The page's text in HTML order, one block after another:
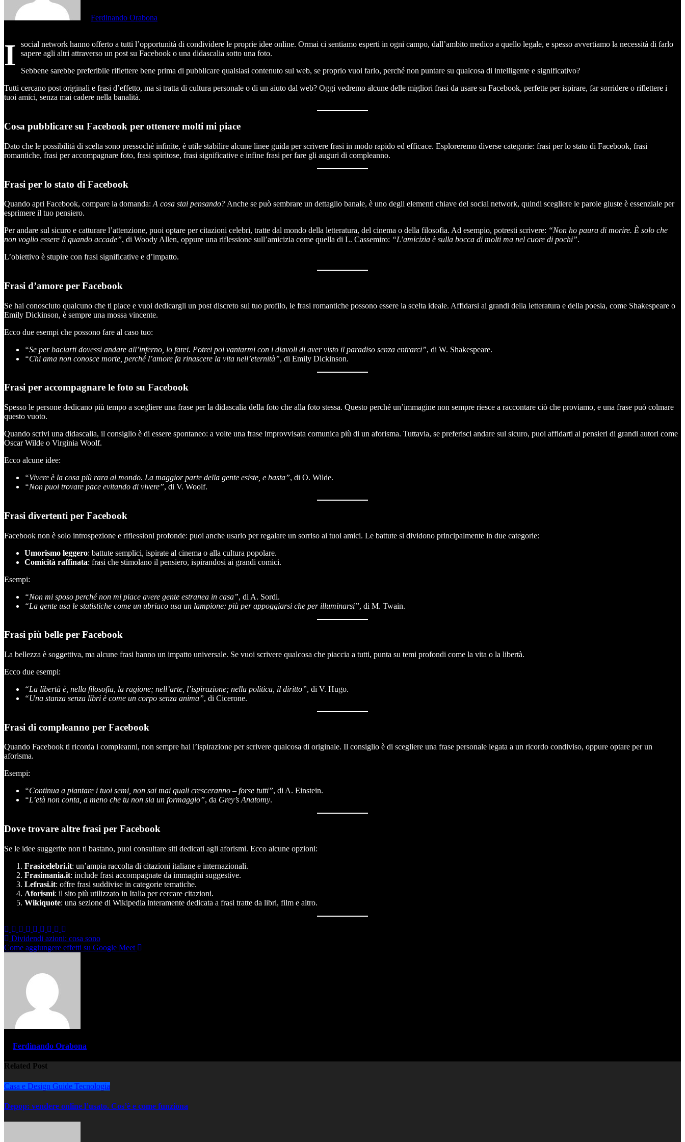
Ferdinando Orabona
I
social network hanno offerto a tutti l’opportunità di condividere le proprie idee online. Ormai ci sentiamo esperti in ogni campo, dall’ambito medico a quello legale, e spesso avvertiamo la necessità di farlo
sapere agli altri attraverso un post su Facebook o una didascalia sotto una foto.
Sebbene sarebbe preferibile riflettere bene prima di pubblicare qualsiasi contenuto sul web, se proprio vuoi farlo, perché non puntare su qualcosa di intelligente e significativo?
Tutti cercano post originali e frasi d’effetto, ma si tratta di cultura personale o di un aiuto dal web? Oggi vedremo alcune delle migliori frasi da usare su Facebook, perfette per ispirare, far sorridere o riflettere i
tuoi amici, senza mai cadere nella banalità.
Cosa pubblicare su Facebook per ottenere molti mi piace
Dato che le possibilità di scelta sono pressoché infinite, è utile stabilire alcune linee guida per scrivere frasi in modo rapido ed efficace. Esploreremo diverse categorie: frasi per lo stato di Facebook, frasi
romantiche, frasi per accompagnare foto, frasi spiritose, frasi significative e infine frasi per fare gli auguri di compleanno.
Frasi per lo stato di Facebook
Quando apri Facebook, compare la domanda: A cosa stai pensando? Anche se può sembrare un dettaglio banale, è uno degli elementi chiave del social network, quindi scegliere le parole giuste è essenziale per
esprimere il tuo pensiero.
Per andare sul sicuro e catturare l’attenzione, puoi optare per citazioni celebri, tratte dal mondo della letteratura, del cinema o della filosofia. Ad esempio, potresti scrivere: “Non ho paura di morire. È solo che
non voglio essere lì quando accade”, di Woody Allen, oppure una riflessione sull’amicizia come quella di L. Cassemiro: “L’amicizia è sulla bocca di molti ma nel cuore di pochi”.
L’obiettivo è stupire con frasi significative e d’impatto.
Frasi d’amore per Facebook
Se hai conosciuto qualcuno che ti piace e vuoi dedicargli un post discreto sul tuo profilo, le frasi romantiche possono essere la scelta ideale. Affidarsi ai grandi della letteratura e della poesia, come Shakespeare o
Emily Dickinson, è sempre una mossa vincente.
Ecco due esempi che possono fare al caso tuo:
“Se per baciarti dovessi andare all’inferno, lo farei. Potrei poi vantarmi con i diavoli di aver visto il paradiso senza entrarci”, di W. Shakespeare.
“Chi ama non conosce morte, perché l’amore fa rinascere la vita nell’eternità”, di Emily Dickinson.
Frasi per accompagnare le foto su Facebook
Spesso le persone dedicano più tempo a scegliere una frase per la didascalia della foto che alla foto stessa. Questo perché un’immagine non sempre riesce a raccontare ciò che proviamo, e una frase può colmare
questo vuoto.
Quando scrivi una didascalia, il consiglio è di essere spontaneo: a volte una frase improvvisata comunica più di un aforisma. Tuttavia, se preferisci andare sul sicuro, puoi affidarti ai pensieri di grandi autori come
Oscar Wilde o Virginia Woolf.
Ecco alcune idee:
“Vivere è la cosa più rara al mondo. La maggior parte della gente esiste, e basta”, di O. Wilde.
“Non puoi trovare pace evitando di vivere”, di V. Woolf.
Frasi divertenti per Facebook
Facebook non è solo introspezione e riflessioni profonde: puoi anche usarlo per regalare un sorriso ai tuoi amici. Le battute si dividono principalmente in due categorie:
Umorismo leggero: battute semplici, ispirate al cinema o alla cultura popolare.
Comicità raffinata: frasi che stimolano il pensiero, ispirandosi ai grandi comici.
Esempi:
“Non mi sposo perché non mi piace avere gente estranea in casa”, di A. Sordi.
“La gente usa le statistiche come un ubriaco usa un lampione: più per appoggiarsi che per illuminarsi”, di M. Twain.
Frasi più belle per Facebook
La bellezza è soggettiva, ma alcune frasi hanno un impatto universale. Se vuoi scrivere qualcosa che piaccia a tutti, punta su temi profondi come la vita o la libertà.
Ecco due esempi:
“La libertà è, nella filosofia, la ragione; nell’arte, l’ispirazione; nella politica, il diritto”, di V. Hugo.
“Una stanza senza libri è come un corpo senza anima”, di Cicerone.
Frasi di compleanno per Facebook
Quando Facebook ti ricorda i compleanni, non sempre hai l’ispirazione per scrivere qualcosa di originale. Il consiglio è di scegliere una frase personale legata a un ricordo condiviso, oppure optare per un
aforisma.
Esempi:
“Continua a piantare i tuoi semi, non sai mai quali cresceranno – forse tutti”, di A. Einstein.
“L’età non conta, a meno che tu non sia un formaggio”, da Grey’s Anatomy.
Dove trovare altre frasi per Facebook
Se le idee suggerite non ti bastano, puoi consultare siti dedicati agli aforismi. Ecco alcune opzioni:
Frasicelebri.it: un’ampia raccolta di citazioni italiane e internazionali.
Frasimania.it: include frasi accompagnate da immagini suggestive.
Lefrasi.it: offre frasi suddivise in categorie tematiche.
Aforismi: il sito più utilizzato in Italia per cercare citazioni.
Wikiquote: una sezione di Wikipedia interamente dedicata a frasi tratte da libri, film e altro.
Navigazione
articoli
Dividendi azioni: cosa sono
Come aggiungere effetti su Google Meet
Ferdinando Orabona
Related Post
Casa e Design Guide Tecnologia
Depop: vendere online l’usato. Cos’è e come funziona